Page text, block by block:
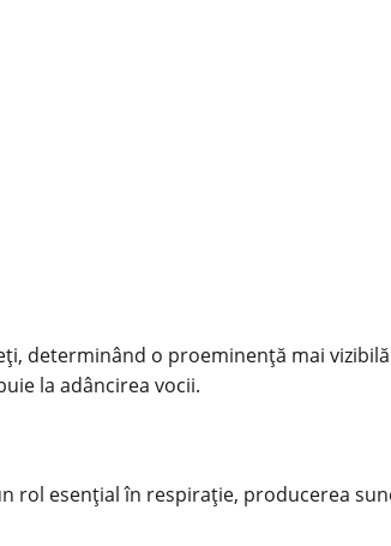
determinând o proeminență mai
la adâncirea vocii.
rol esențial în respirație, producerea